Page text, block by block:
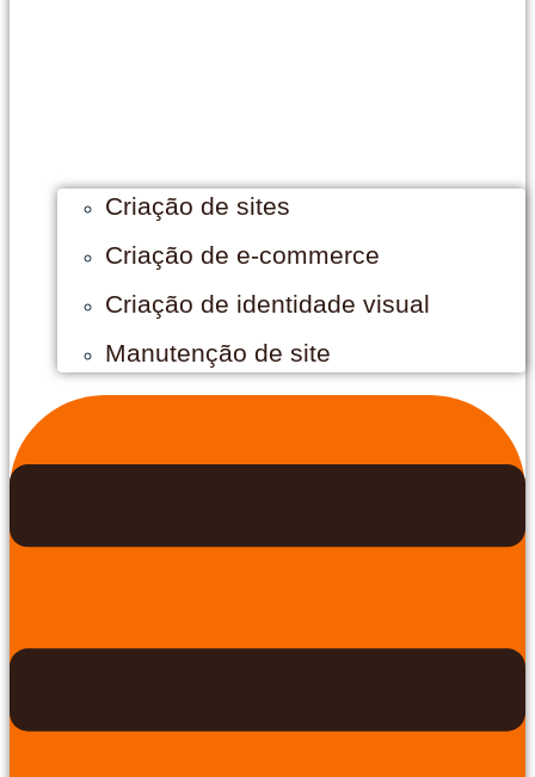
Criação de sites
Criação de e-commerce
Criação de identidade visual
Manutenção de site